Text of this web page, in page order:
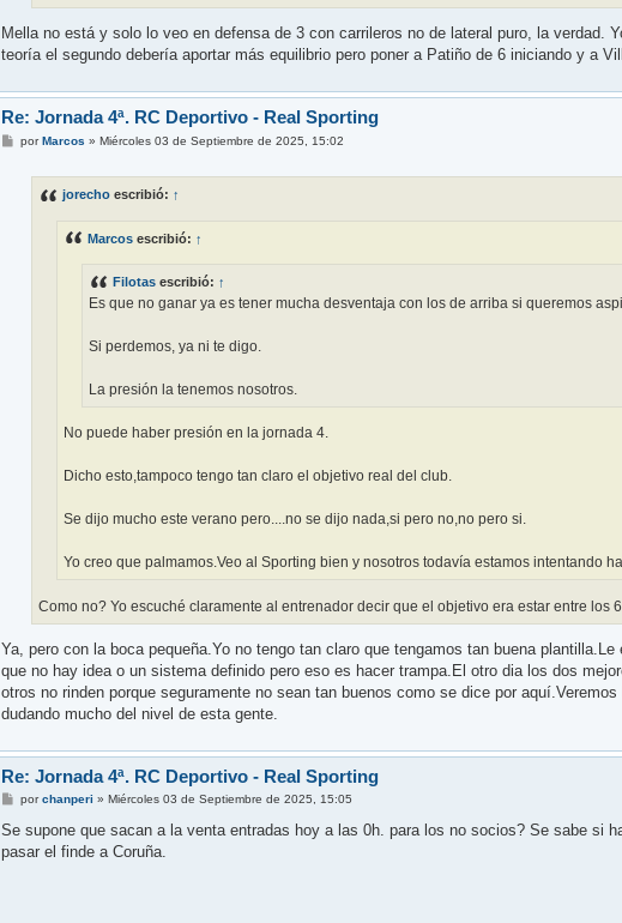
Mella no está y solo lo veo en defensa de 3 con carrileros no de lateral puro, la verdad.
teoría el segundo debería aportar más equilibrio pero poner a Patiño de 6 iniciando y a
Re: Jornada 4ª. RC Deportivo - Real Sporting
MporMarcos »Miércoles 03 de Septiembre de 2025, 15:02
jorecho escribió: ↑
Marcos escribió: ↑
Filotas escribió: ↑
Es que no ganar ya es tener mucha desventaja con los de arriba si queremos
Si perdemos, ya ni te digo.
La presión la tenemos nosotros.
No puede haber presión en la jornada 4.
Dicho esto,tampoco tengo tan claro el objetivo real del club.
Se dijo mucho este verano pero....no se dijo nada,si pero no,no pero si.
Yo creo que palmamos.Veo al Sporting bien y nosotros todavía estamos intentando
Como no? Yo escuché claramente al entrenador decir que el objetivo era estar entre los
Ya, pero con la boca pequeña.Yo no tengo tan claro que tengamos tan buena
que no hay idea o un sistema definido pero eso es hacer trampa.El otro dia los dos
otros no rinden porque seguramente no sean tan buenos como se dice por
dudando mucho del nivel de esta gente.
Re: Jornada 4ª. RC Deportivo - Real Sporting
M
n
a
porchanperi » Miércoles 03 de Septiembre de 2025, 15:05
Se supone que sacan a la venta entradas hoy a las 0h. para los no socios? Se sabe si
pasar el finde a Coruña.